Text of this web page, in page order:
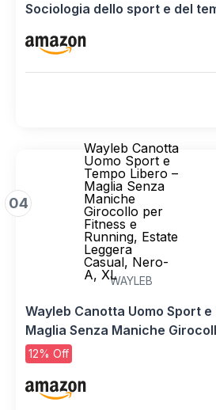
Sociologia dello sport e del
04
Wayleb Canotta
Uomo Sport e
Tempo Libero –
Maglia Senza
Maniche
Girocollo per
Fitness e
Running, Estate
Leggera
Casual, Nero-
A, XLWAYLEB
Wayleb Canotta Uomo Sport e
Maglia Senza Maniche
Running, Estate Leggera
12% Off